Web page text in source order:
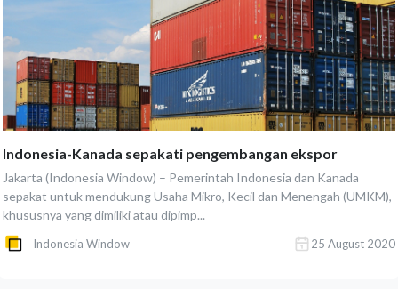
Indonesia-Kanada sepakati pengembangan ekspor
Jakarta (Indonesia Window) – Pemerintah Indonesia dan Kanada
sepakat untuk mendukung Usaha Mikro, Kecil dan Menengah (UMKM),
khususnya yang dimiliki atau dipimp...
Indonesia Window 25 August 2020